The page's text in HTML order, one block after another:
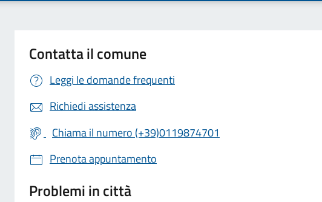
Contatta il comune
Leggi le domande frequenti
Richiedi assistenza
Chiama il numero (+39)0119874701
Prenota appuntamento
Problemi in città